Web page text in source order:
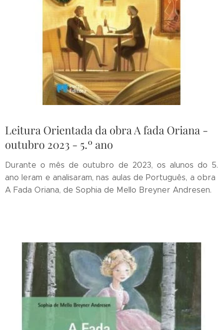
Leitura Orientada da obra A fada Oriana -
outubro 2023 - 5.º ano
Durante o mês de outubro de 2023, os alunos do 5.
ano leram e analisaram, nas aulas de Português, a obra
A Fada Oriana, de Sophia de Mello Breyner Andresen.